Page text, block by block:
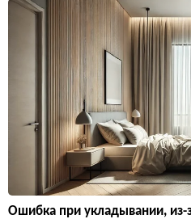
Ошибка при укладывании, из-